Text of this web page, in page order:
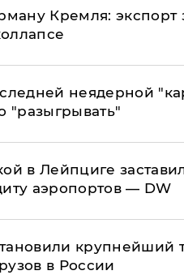
Кремля: экспорт
неядерной
"разыгрывать"
в Лейпциге
аэропортов — DW
крупнейший
в России